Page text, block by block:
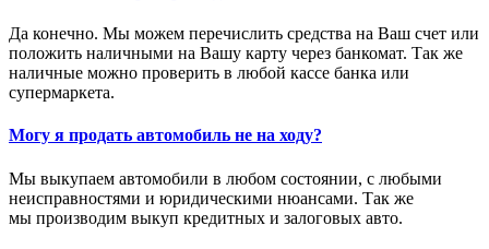
Да конечно. Мы можем перечислить средства на Ваш счет или
положить наличными на Вашу карту через банкомат. Так же
наличные можно проверить в любой кассе банка или
супермаркета.
Могу я продать автомобиль не на ходу?
Мы выкупаем автомобили в любом состоянии, с любыми
неисправностями и юридическими нюансами. Так же
мы производим выкуп кредитных и залоговых авто.